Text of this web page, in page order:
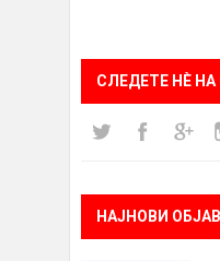
СЛЕДЕТЕ НÈ
НАЈНОВИ